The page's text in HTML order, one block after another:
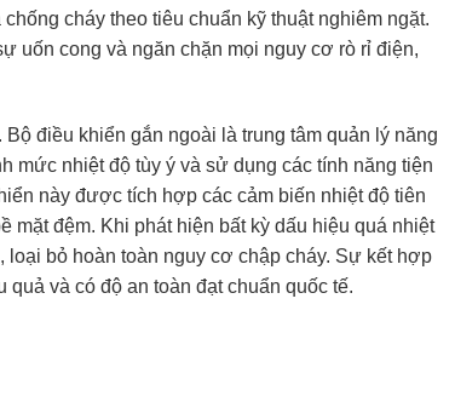
cháy theo tiêu chuẩn kỹ thuật nghiêm ngặt.
uốn cong và ngăn chặn mọi nguy cơ rò rỉ điện,
điều khiển gắn ngoài là trung tâm quản lý năng
mức nhiệt độ tùy ý và sử dụng các tính năng tiện
này được tích hợp các cảm biến nhiệt độ tiên
mặt đệm. Khi phát hiện bất kỳ dấu hiệu quá nhiệt
bỏ hoàn toàn nguy cơ chập cháy. Sự kết hợp
và có độ an toàn đạt chuẩn quốc tế.